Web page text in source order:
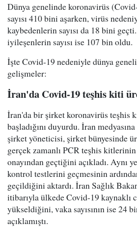
Dünya genelinde koronavirüs
sayısı 410 bini aşarken, virüs
kaybedenlerin sayısı da 18 bini
iyileşenlerin sayısı ise 107 bin oldu.
İşte Covid-19 nedeniyle dünya
gelişmeler:
İran'da Covid-19 teşhis kiti
İran'da bir şirket koronavirüs teşhis
başladığını duyurdu. İran
şirket yöneticisi, şirket bünyesinde
gerçek zamanlı PCR teşhis kitlerinin
onayından geçtiğini açıkladı. Aynı
kontrol testlerini geçmesinin
geçildiğini aktardı. İran Sağlık
itibarıyla ülkede Covid-19 kaynaklı
yükseldiğini, vaka sayısının ise 24
açıklamıştı.